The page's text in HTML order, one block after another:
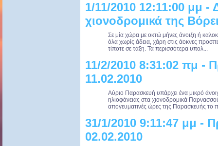
1/11/2010 12:11:00 μμ -
χιονοδρομικά της
Σε μία χώρα με οκτώ μήνες άνοιξη ή
όλα χωρίς άδεια, χάρη στις άοκνες
τίποτε σε τάξη. Τα περισσότερα υπολ...
11/2/2010 8:31:02 πμ -
11.02.2010
Αύριο Παρασκευή υπάρχει ένα μικρό
ηλιοφάνειας στα χιονοδρομικά
απογευματινές ώρες της Παρασκευής το
31/1/2010 9:11:47 μμ -
02.02.2010